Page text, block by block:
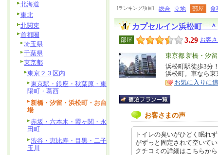
[ランキング項目] 総合 立地 部屋 食
カプセルイン浜松町 ＾
部屋 3.29 お客
エ
リ
ア
東京都 新橋・汐
特
徴
浜松町駅徒歩3分
浜松町。車なら
お気に入りに
お客さまの声
トイレの臭いがひどく眠れ
がずっと固定されて空いて
クチコミの詳細はこちら
北海道
東北
北関東
首都圏
埼玉県
千葉県
東京都
東京２３区内
東京駅・銀座・秋葉原・東
陽町・葛西
新橋・汐留・浜松町・お台
場
赤坂・六本木・霞ヶ関・永
田町
渋谷・恵比寿・目黒・二子
玉川